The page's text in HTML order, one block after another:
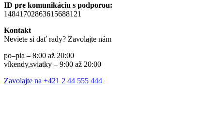
ID pre komunikáciu s podporou:
14841702863615688121
Kontakt
Neviete si dať rady? Zavolajte nám
po–pia – 8:00 až 20:00
víkendy,sviatky – 9:00 až 20:00
Zavolajte na +421 2 44 555 444